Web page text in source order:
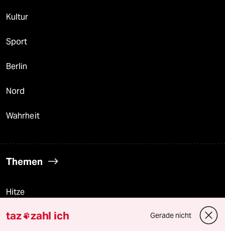
Kultur
Sport
Berlin
Nord
Wahrheit
Themen
Hitze
Landtagswahl in Sachsen-Anhalt
taz zahl ich Gerade nicht